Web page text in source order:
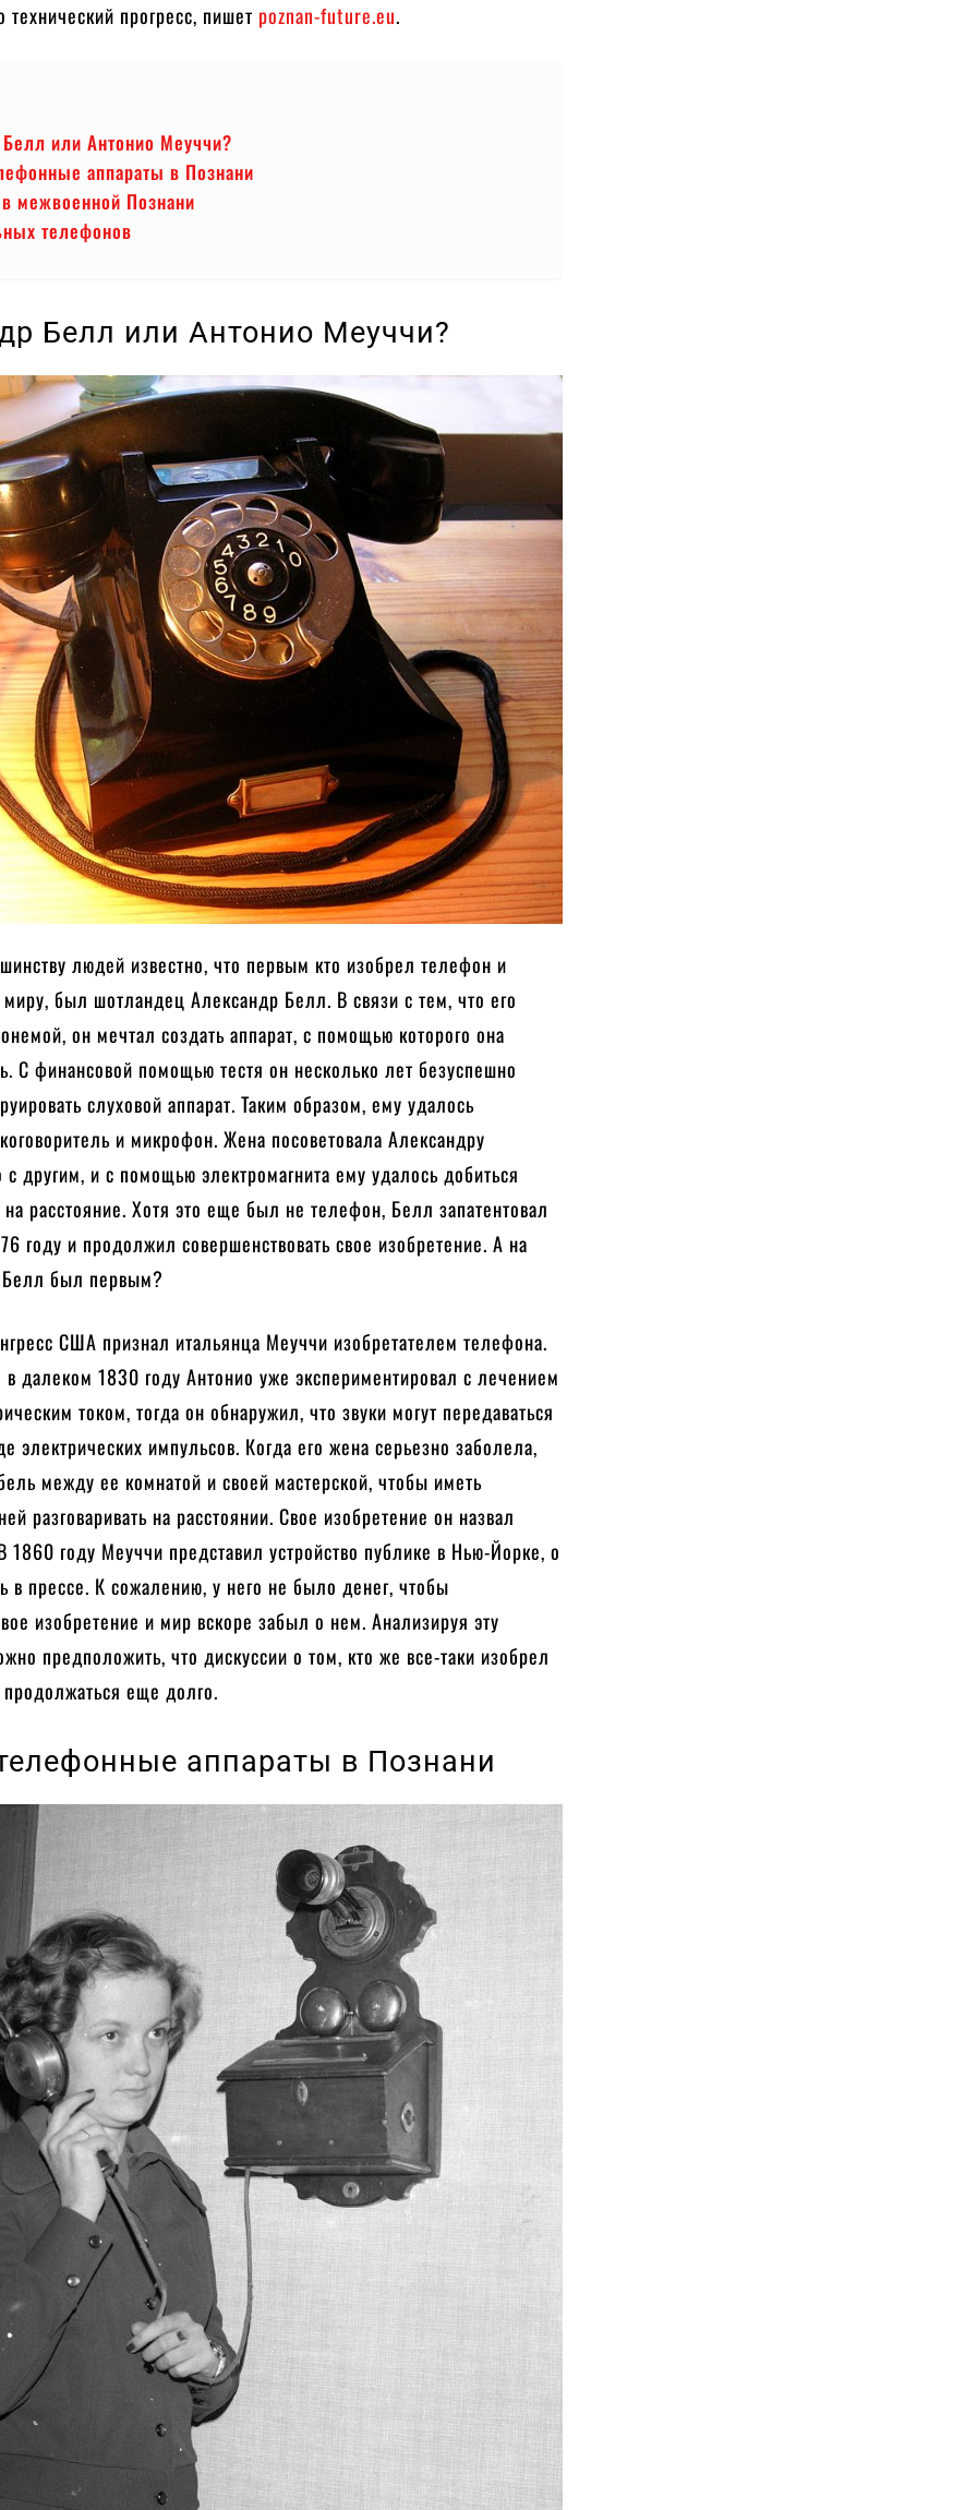
технический прогресс, пишет poznan-future.eu.
или Антонио Меуччи?
аппараты в Познани
межвоенной Познани
телефонов
Белл или Антонио Меуччи?
людей известно, что первым кто изобрел телефон и
миру, был шотландец Александр Белл. В связи с тем, что его
он мечтал создать аппарат, с помощью которого она
С финансовой помощью тестя он несколько лет безуспешно
слуховой аппарат. Таким образом, ему удалось
и микрофон. Жена посоветовала Александру
с другим, и с помощью электромагнита ему удалось добиться
на расстояние. Хотя это еще был не телефон, Белл запатентовал
году и продолжил совершенствовать свое изобретение. А на
был первым?
США признал итальянца Меуччи изобретателем телефона.
далеком 1830 году Антонио уже экспериментировал с лечением
током, тогда он обнаружил, что звуки могут передаваться
электрических импульсов. Когда его жена серьезно заболела,
между ее комнатой и своей мастерской, чтобы иметь
разговаривать на расстоянии. Свое изобретение он назвал
году Меуччи представил устройство публике в Нью-Йорке, о
в прессе. К сожалению, у него не было денег, чтобы
изобретение и мир вскоре забыл о нем. Анализируя эту
предположить, что дискуссии о том, кто же все-таки изобрел
еще долго.
аппараты в Познани